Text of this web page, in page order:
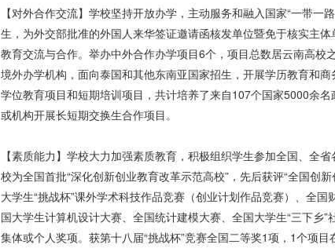
【对外合作交流】学校坚持开放办学，主动服务和融入国家“一带
生，为外交部批准的外国人来华签证邀请函核发单位暨免于核实主
教育交流与合作。举办中外合作办学项目6个，项目总数居云南高校
境外办学机构，面向泰国和其他东南亚国家招生，开展学历教育和
学位教育项目和短期培训项目，共计培养了来自107个国家5000余
或机构开展长短期交换生合作项目。
【素质能力】学校大力加强素质教育，积极组织学生参加全国、全
校为全国首批“深化创新创业教育改革示范高校”，先后获评“全国创
大学生“挑战杯”课外学术科技作品竞赛（创业计划作品竞赛）、全
国大学生计算机设计大赛、全国统计建模大赛、全国大学生“三下
集体或个人奖项。获第十八届“挑战杯”竞赛全国二等奖1项，1个项